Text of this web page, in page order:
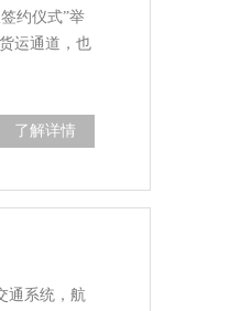
约仪式”举
运通道，也
了解详情
通系统，航